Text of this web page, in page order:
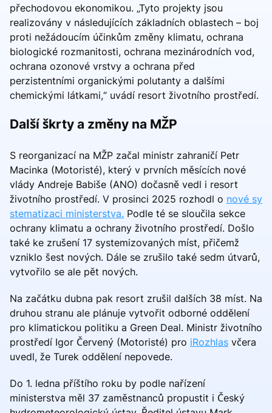
přechodovou ekonomikou. „Tyto projekty jsou
realizovány v následujících základních oblastech – boj
proti nežádoucím účinkům změny klimatu, ochrana
biologické rozmanitosti, ochrana mezinárodních vod,
ochrana ozonové vrstvy a ochrana před
perzistentními organickými polutanty a dalšími
chemickými látkami,“ uvádí resort životního prostředí.
Další škrty a změny na MŽP
S reorganizací na MŽP začal ministr zahraničí Petr
Macinka (Motoristé), který v prvních měsících nové
vlády Andreje Babiše (ANO) dočasně vedl i resort
životního prostředí. V prosinci 2025 rozhodl o nové sy
stematizaci ministerstva. Podle té se sloučila sekce
ochrany klimatu a ochrany životního prostředí. Došlo
také ke zrušení 17 systemizovaných míst, přičemž
vzniklo šest nových. Dále se zrušilo také sedm útvarů,
vytvořilo se ale pět nových.
Na začátku dubna pak resort zrušil dalších 38 míst. Na
druhou stranu ale plánuje vytvořit odborné oddělení
pro klimatickou politiku a Green Deal. Ministr životního
prostředí Igor Červený (Motoristé) pro iRozhlas včera
uvedl, že Turek oddělení nepovede.
Do 1. ledna příštího roku by podle nařízení
ministerstva měl 37 zaměstnanců propustit i Český